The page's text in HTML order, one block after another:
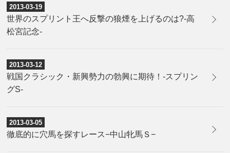
2013-03-19
世界のスプリント王へ反撃の狼煙を上げるのは?-高
松宮記念-
2013-03-12
戦国クラシック・新興勢力の勃興に期待！-スプリン
グS-
2013-03-05
徹底的に穴馬を探すレース−中山牝馬Ｓ−